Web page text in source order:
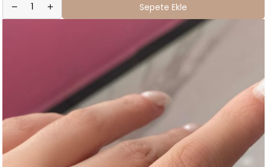
Sepete Ekle